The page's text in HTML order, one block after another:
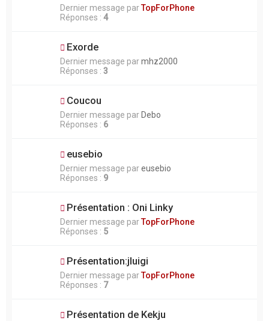
Dernier message parTopForPhone
Réponses : 4
Exorde
Dernier message parmhz2000
Réponses : 3
Coucou
Dernier message parDebo
Réponses : 6
eusebio
Dernier message pareusebio
Réponses : 9
Présentation : Oni Linky
Dernier message parTopForPhone
Réponses : 5
Présentation:jluigi
Dernier message parTopForPhone
Réponses : 7
Présentation de Kekju